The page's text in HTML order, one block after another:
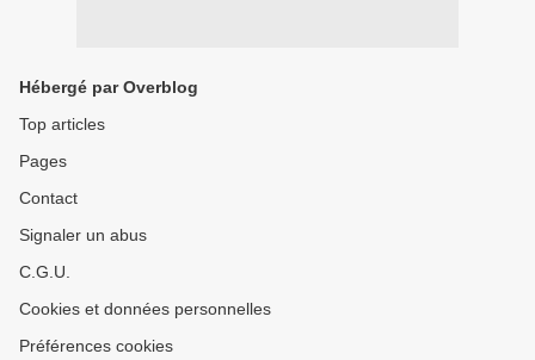
Hébergé par Overblog
Top articles
Pages
Contact
Signaler un abus
C.G.U.
Cookies et données personnelles
Préférences cookies